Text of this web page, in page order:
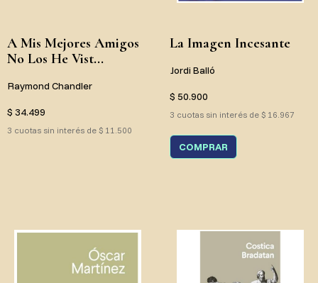
A Mis Mejores Amigos
No Los He Vist...
Raymond Chandler
$ 34.499
3 cuotas sin interés de $ 11.500
La Imagen Incesante
Jordi Balló
$ 50.900
3 cuotas sin interés de $ 16.967
COMPRAR